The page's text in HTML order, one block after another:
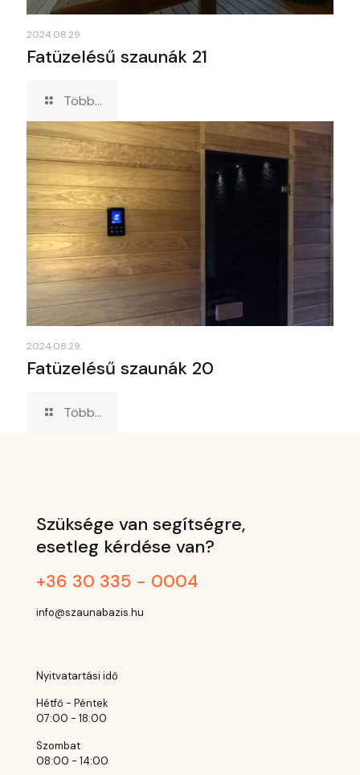
2024.08.29.
Fatüzelésű szaunák 21
Több...
2024.08.29.
Fatüzelésű szaunák 20
Több...
Szüksége van segítségre,
esetleg kérdése van?
+36 30 335 - 0004
info@szaunabazis.hu
Nyitvatartási idő
Hétfő - Péntek
07:00 - 18:00
Szombat
08:00 - 14:00